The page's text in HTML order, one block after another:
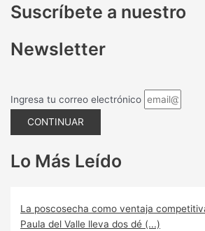
Suscríbete a nuestro
Newsletter
Ingresa tu correo electrónico
CONTINUAR
Lo Más Leído
La poscosecha como ventaja
Paula del Valle lleva dos dé (...)